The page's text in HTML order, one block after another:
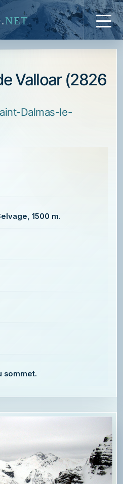
.NET
Valloar (2826
1500 m.
sommet.